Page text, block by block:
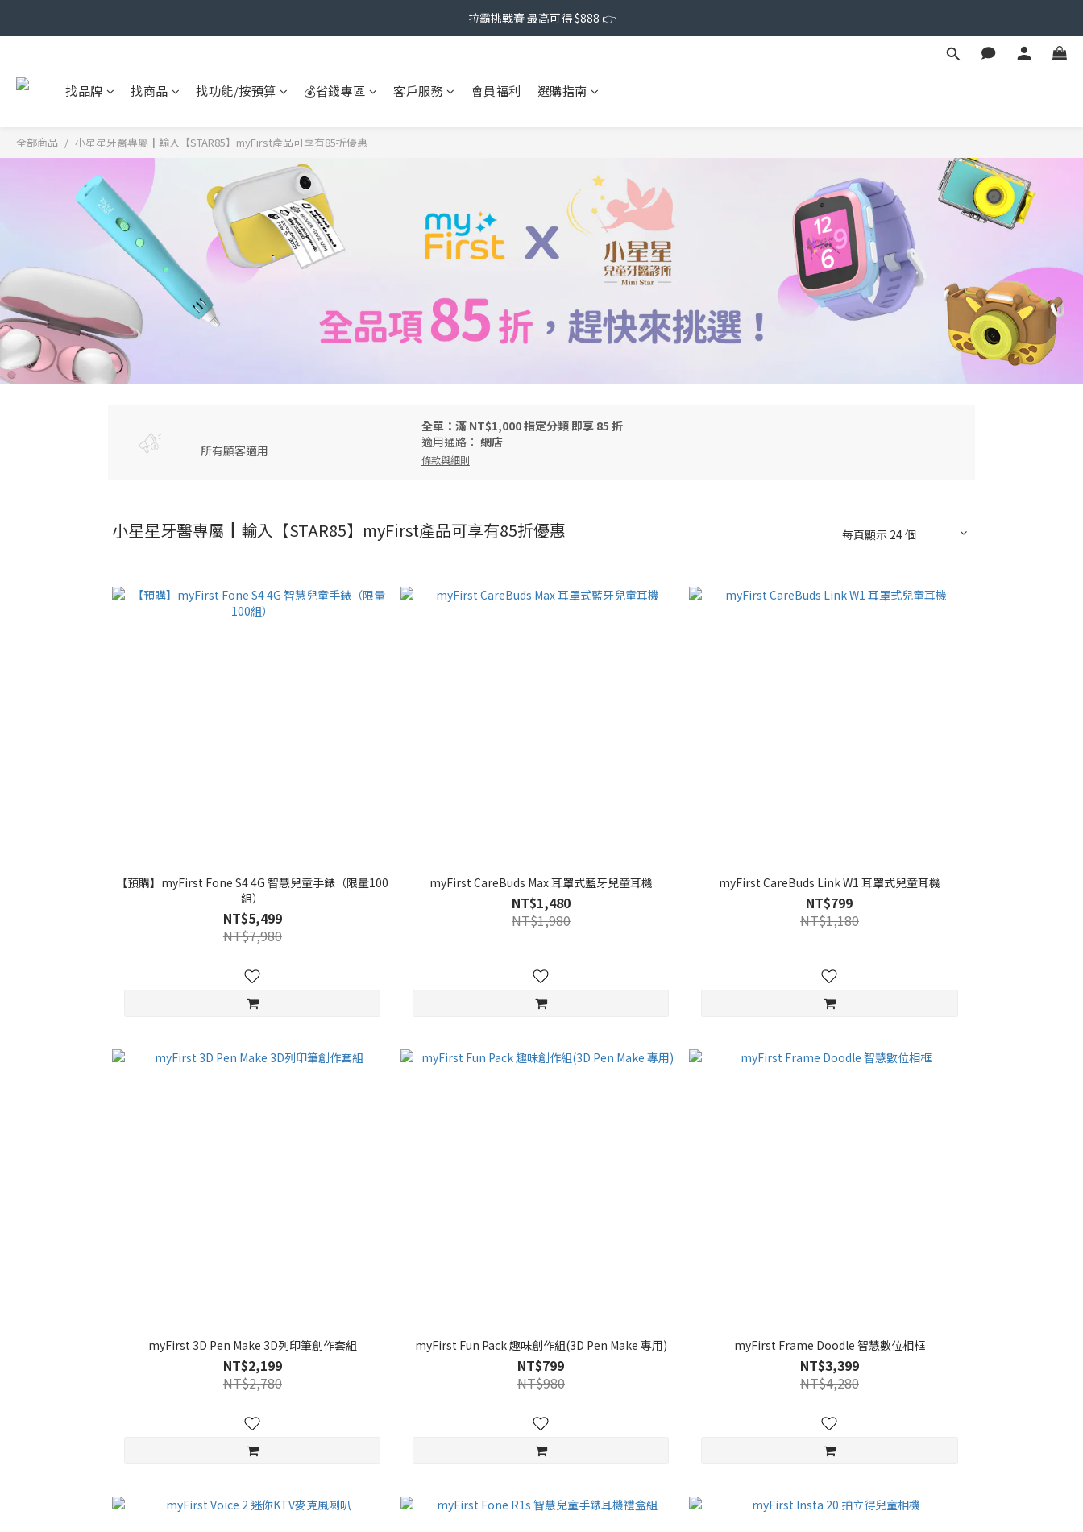
拉霸挑戰賽 最高可得 $888 👉
找品牌 找商品 找功能/按預算 💰省錢專區 客戶服務 會員福利 選購指南
全部商品 小星星牙醫專屬┃輸入【STAR85】myFirst產品可享有85折優惠
所有顧客適用
全單：滿 NT$1,000 指定分類 即享 85 折
適用通路： 網店
條款與細則
小星星牙醫專屬┃輸入【STAR85】myFirst產品可享有85折優惠 每頁顯示 24 個
【預購】myFirst Fone S4 4G 智慧兒童手錶（限量100
組）
NT$5,499
NT$7,980
myFirst CareBuds Max 耳罩式藍牙兒童耳機
NT$1,480
NT$1,980
myFirst CareBuds Link W1 耳罩式兒童耳機
NT$799
NT$1,180
myFirst 3D Pen Make 3D列印筆創作套組
NT$2,199
NT$2,780
myFirst Fun Pack 趣味創作組(3D Pen Make 專用)
NT$799
NT$980
myFirst Frame Doodle 智慧數位相框
NT$3,399
NT$4,280